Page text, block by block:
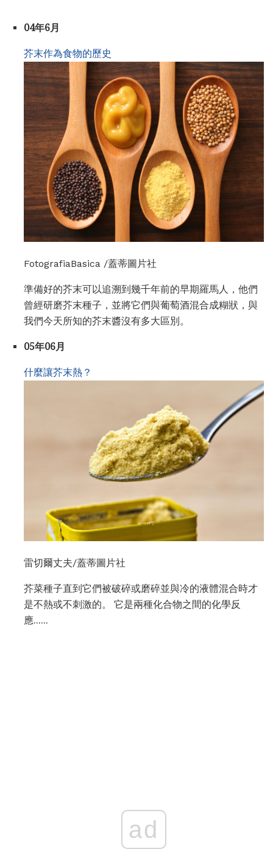
04年6月
芥末作為食物的歷史
FotografiaBasica /蓋蒂圖片社
準備好的芥末可以追溯到幾千年前的早期羅馬人，他們
曾經研磨芥末種子，並將它們與葡萄酒混合成糊狀，與
我們今天所知的芥末醬沒有多大區別。
05年06月
什麼讓芥末熱？
雷切爾丈夫/蓋蒂圖片社
芥菜種子直到它們被破碎或磨碎並與冷的液體混合時才
是不熱或不刺激的。 它是兩種化合物之間的化學反
應......
ad